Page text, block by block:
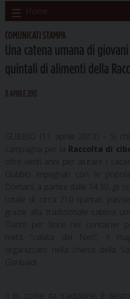
Skip
to
content
Home
COMUNICATI STAMPA
Una catena umana di
quintali di alimenti della
11 APRILE 2013
GUBBIO (11 aprile 2013) – Si
campagna per la Raccolta di
oltre venti anni per aiutare i
Gubbio impegnati con le
Domani, a partire dalle 14.30, gli
totale di circa 210 quintali,
grazie alla tradizionale catena
Dante per finire nel container
metà “calata dei Neri”. Il
organizzato nella chiesa della
Garibaldi.
Il tir, come da tradizione, è